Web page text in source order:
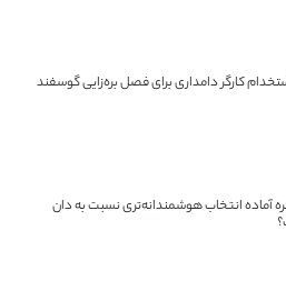
کارگر دامداری برای فصل بره‌زایی گوسفند
آماده انتخاب هوشمندانه‌تری نسبت به دان